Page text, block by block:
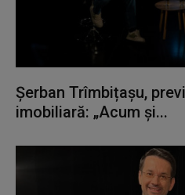
Șerban Trîmbițașu,
imobiliară: „Acum și...